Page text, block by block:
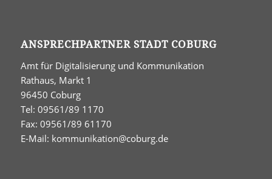
ANSPRECHPARTNER STADT COBURG
Amt für Digitalisierung und Kommunikation
Rathaus, Markt 1
96450 Coburg
Tel: 09561/89 1170
Fax: 09561/89 61170
E-Mail: kommunikation@coburg.de